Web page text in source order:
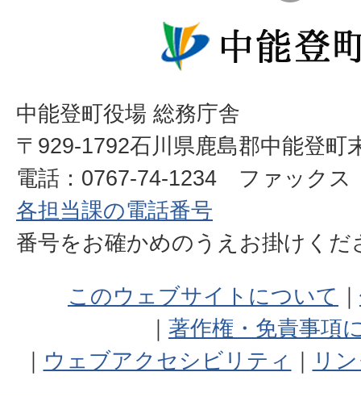
中能登町役場 総務庁舎
〒929-1792石川県鹿島郡中能登町
電話：0767-74-1234 ファックス
各担当課の電話番号
番号をお確かめのうえお掛けく
このウェブサイトについて
著作権・免責事項
ウェブアクセシビリティ
リ